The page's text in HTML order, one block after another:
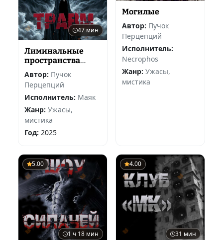
47 мин
Лиминальные
пространства
Автор: Пучок
Перцепций
Исполнитель: Маяк
Жанр: Ужасы,
мистика
Год: 2025
Могилые
Автор: Пучок
Перцепций
Исполнитель:
Necrophos
Жанр: Ужасы,
мистика
5.00
1 ч 18 мин
4.00
31 мин